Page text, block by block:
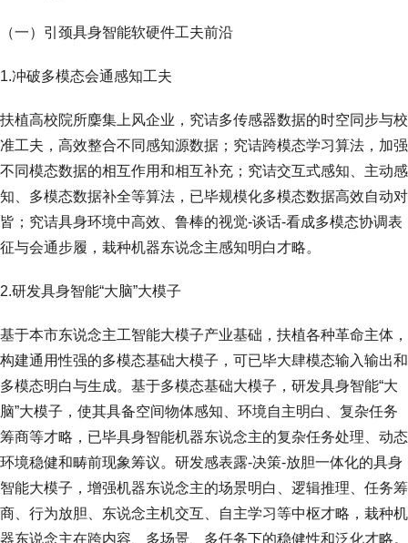
（一）引颈具身智能软硬件工夫前沿
1.冲破多模态会通感知工夫
扶植高校院所麇集上风企业，究诘多传感器数据的时空同步与校
准工夫，高效整合不同感知源数据；究诘跨模态学习算法，加强
不同模态数据的相互作用和相互补充；究诘交互式感知、主动感
知、多模态数据补全等算法，已毕规模化多模态数据高效自动对
皆；究诘具身环境中高效、鲁棒的视觉-谈话-看成多模态协调表
征与会通步履，栽种机器东说念主感知明白才略。
2.研发具身智能“大脑”大模子
基于本市东说念主工智能大模子产业基础，扶植各种革命主体，
构建通用性强的多模态基础大模子，可已毕大肆模态输入输出和
多模态明白与生成。基于多模态基础大模子，研发具身智能“大
脑”大模子，使其具备空间物体感知、环境自主明白、复杂任务
筹商等才略，已毕具身智能机器东说念主的复杂任务处理、动态
环境稳健和畴前现象筹议。研发感表露-决策-放胆一体化的具身
智能大模子，增强机器东说念主的场景明白、逻辑推理、任务筹
商、行为放胆、东说念主机交互、自主学习等中枢才略，栽种机
器东说念主在跨内容、多场景、多任务下的稳健性和泛化才略。